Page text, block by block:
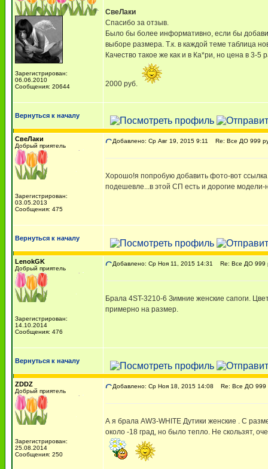
Зарегистрирован:
06.06.2010
Сообщения: 20644
СвеЛаки
Спасибо за отзыв.
Было бы более информативно, если бы
выборе размера. Т.к. в каждой теме таблица
Качество такое же как и в Ка*ри, но цена в 3-
2000 руб.
Вернуться к началу
СвеЛаки
Добрый приятель
Зарегистрирован:
03.05.2013
Сообщения: 475
Добавлено: Ср Авг 19, 2015 9:11 Re: Все ДО 999
Хорошо!я попробую добавить фото-вот
подешевле...в этой СП есть и дорогие модели-
Вернуться к началу
LenokGK
Добрый приятель
Зарегистрирован:
14.10.2014
Сообщения: 476
Добавлено: Ср Ноя 11, 2015 14:31 Re: Все ДО 999
Брала 4ST-3210-6 Зимние женские сапоги.
примерно на размер.
Вернуться к началу
ZDDZ
Добрый приятель
Зарегистрирован:
25.08.2014
Сообщения: 250
Добавлено: Ср Ноя 18, 2015 14:08 Re: Все ДО 999
А я брала AW3-WHITE Дутики женские . С
около -18 град, но было тепло. Не скользят,